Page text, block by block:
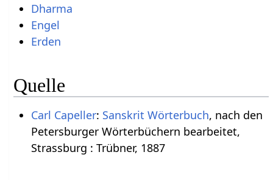
Dharma
Engel
Erden
Quelle
Carl Capeller: Sanskrit Wörterbuch, nach den
Petersburger Wörterbüchern bearbeitet,
Strassburg : Trübner, 1887